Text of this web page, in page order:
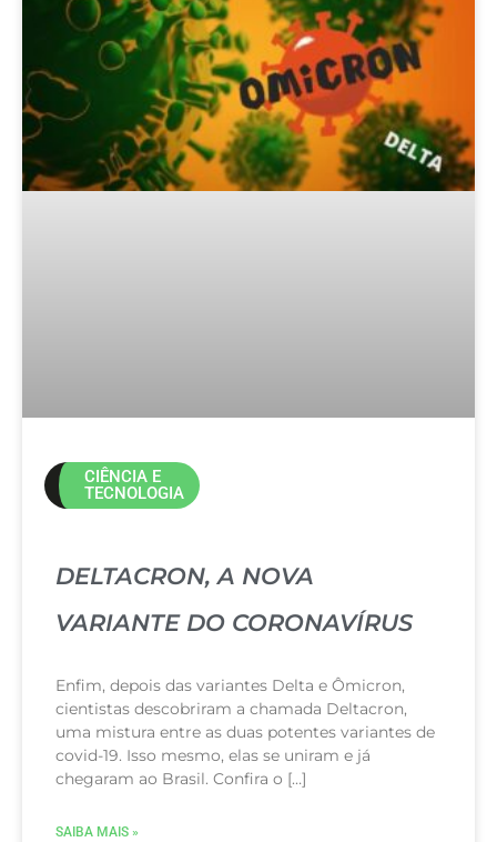
CIÊNCIA E
TECNOLOGIA
DELTACRON, A NOVA
VARIANTE DO CORONAVÍRUS
Enfim, depois das variantes Delta e Ômicron,
cientistas descobriram a chamada Deltacron,
uma mistura entre as duas potentes variantes de
covid-19. Isso mesmo, elas se uniram e já
chegaram ao Brasil. Confira o […]
SAIBA MAIS »